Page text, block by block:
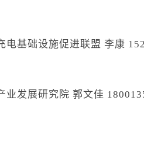
电基础设施促进联盟 李康
业发展研究院 郭文佳